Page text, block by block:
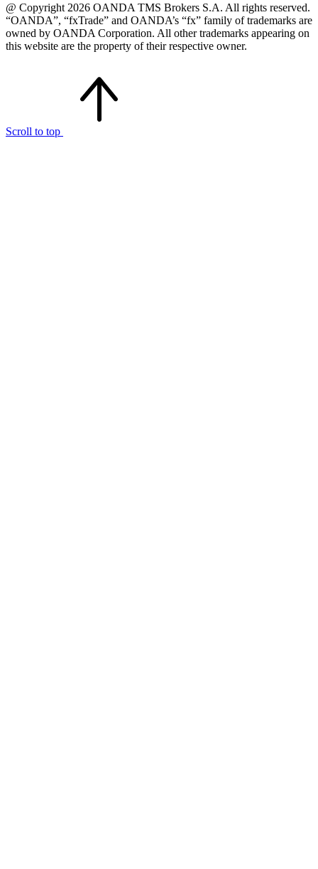
@ Copyright 2026 OANDA TMS Brokers S.A. All rights reserved.
“OANDA”, “fxTrade” and OANDA’s “fx” family of trademarks are
owned by OANDA Corporation. All other trademarks appearing on
this website are the property of their respective owner.
Scroll to top